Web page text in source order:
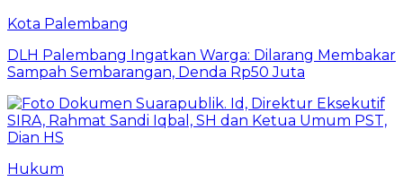
Kota Palembang
DLH Palembang Ingatkan Warga: Dilarang Membakar
Sampah Sembarangan, Denda Rp50 Juta
Hukum